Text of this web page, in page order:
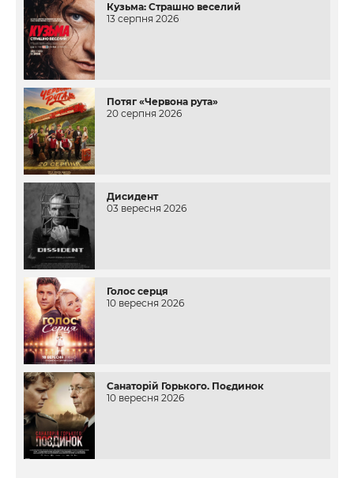
Кузьма: Страшно веселий
13 серпня 2026
Потяг «Червона рута»
20 серпня 2026
Дисидент
03 вересня 2026
Голос серця
10 вересня 2026
Санаторій Горького. Поєдинок
10 вересня 2026